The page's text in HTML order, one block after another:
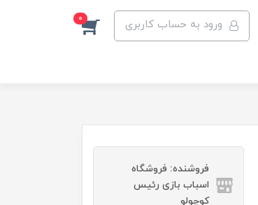
ورود به حساب کاربری 0
فروشنده: فروشگاه
اسباب بازی رئیس
کوچولو